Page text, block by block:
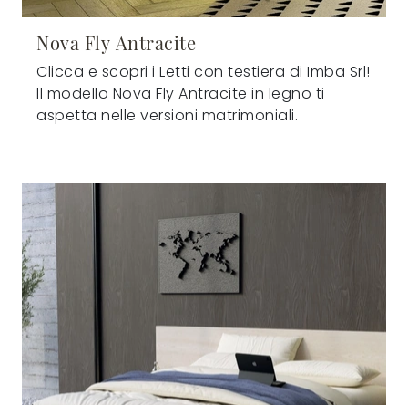
Nova Fly Antracite
Clicca e scopri i Letti con testiera di Imba Srl!
Il modello Nova Fly Antracite in legno ti
aspetta nelle versioni matrimoniali.